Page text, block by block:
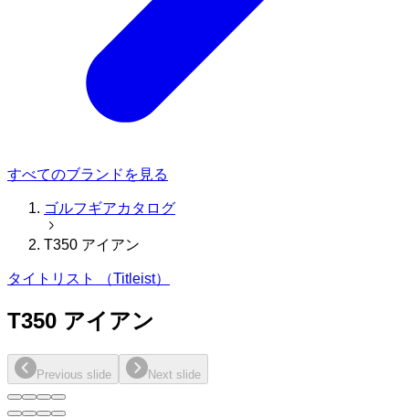
すべてのブランドを見る
ゴルフギアカタログ
T350 アイアン
タイトリスト （Titleist）
T350 アイアン
Previous slide Next slide